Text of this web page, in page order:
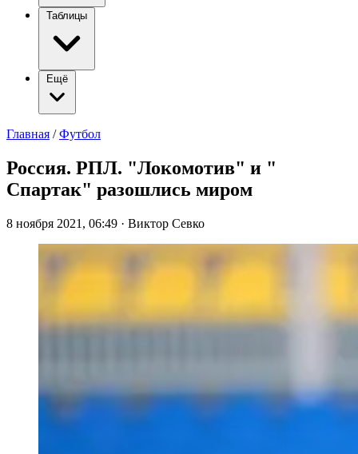
Таблицы
Ещё
Главная / Футбол
Россия. РПЛ. "Локомотив" и "
Спартак" разошлись миром
8 ноября 2021, 06:49 · Виктор Севко